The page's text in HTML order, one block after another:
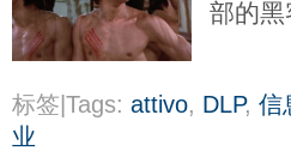
部的黑
标签|Tags: attivo, DLP, 信
业